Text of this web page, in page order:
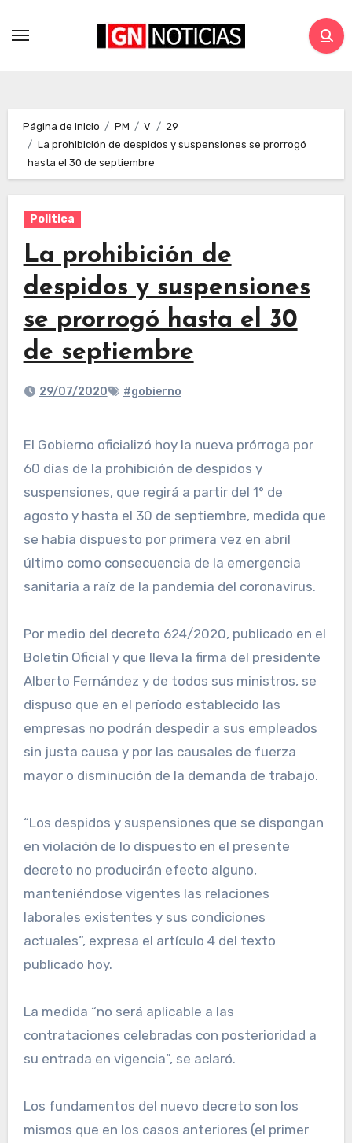
Página de inicio PM V
29
La prohibición de despidos y suspensiones se prorrogó
hasta el 30 de septiembre
Politica
La prohibición de
despidos y suspensiones
se prorrogó hasta el 30
de septiembre
29/07/2020 #gobierno
El Gobierno oficializó hoy la nueva prórroga por
60 días de la prohibición de despidos y
suspensiones, que regirá a partir del 1° de
agosto y hasta el 30 de septiembre, medida que
se había dispuesto por primera vez en abril
último como consecuencia de la emergencia
sanitaria a raíz de la pandemia del coronavirus.
Por medio del decreto 624/2020, publicado en el
Boletín Oficial y que lleva la firma del presidente
Alberto Fernández y de todos sus ministros, se
dispuso que en el período establecido las
empresas no podrán despedir a sus empleados
sin justa causa y por las causales de fuerza
mayor o disminución de la demanda de trabajo.
“Los despidos y suspensiones que se dispongan
en violación de lo dispuesto en el presente
decreto no producirán efecto alguno,
manteniéndose vigentes las relaciones
laborales existentes y sus condiciones
actuales”, expresa el artículo 4 del texto
publicado hoy.
La medida “no será aplicable a las
contrataciones celebradas con posterioridad a
su entrada en vigencia”, se aclaró.
Los fundamentos del nuevo decreto son los
mismos que en los casos anteriores (el primer